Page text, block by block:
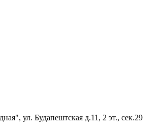
ул. Будапештская д.11, 2 эт., сек.29